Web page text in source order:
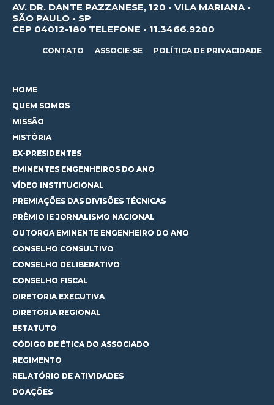
AV. DR. DANTE PAZZANESE, 120 - VILA MARIANA -
SÃO PAULO - SP
CEP 04012-180 TELEFONE - 11.3466.9200
CONTATO ASSOCIE-SE POLÍTICA DE PRIVACIDADE
HOME
QUEM SOMOS
MISSÃO
HISTÓRIA
EX-PRESIDENTES
EMINENTES ENGENHEIROS DO ANO
VÍDEO INSTITUCIONAL
PREMIAÇÕES DAS DIVISÕES TÉCNICAS
PRÊMIO IE JORNALISMO NACIONAL
OUTORGA EMINENTE ENGENHEIRO DO ANO
CONSELHO CONSULTIVO
CONSELHO DELIBERATIVO
CONSELHO FISCAL
DIRETORIA EXECUTIVA
DIRETORIA REGIONAL
ESTATUTO
CÓDIGO DE ÉTICA DO ASSOCIADO
REGIMENTO
RELATÓRIO DE ATIVIDADES
DOAÇÕES